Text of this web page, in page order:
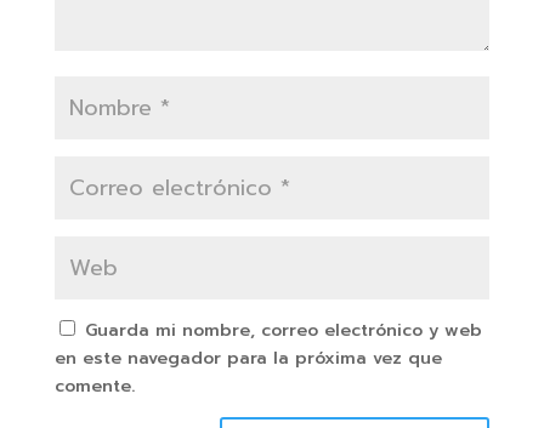
Guarda mi nombre, correo electrónico y web
en este navegador para la próxima vez que
comente.